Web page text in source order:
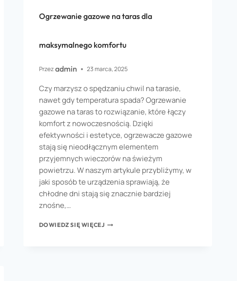
Ogrzewanie gazowe na taras dla
maksymalnego komfortu
Przezadmin 23 marca, 2025
Czy marzysz o spędzaniu chwil na tarasie,
nawet gdy temperatura spada? Ogrzewanie
gazowe na taras to rozwiązanie, które łączy
komfort z nowoczesnością. Dzięki
efektywności i estetyce, ogrzewacze gazowe
stają się nieodłącznym elementem
przyjemnych wieczorów na świeżym
powietrzu. W naszym artykule przybliżymy, w
jaki sposób te urządzenia sprawiają, że
chłodne dni stają się znacznie bardziej
znośne,…
DOWIEDZ SIĘ WIĘCEJ